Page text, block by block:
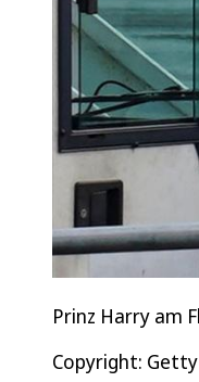
Prinz Harry am
Copyright: